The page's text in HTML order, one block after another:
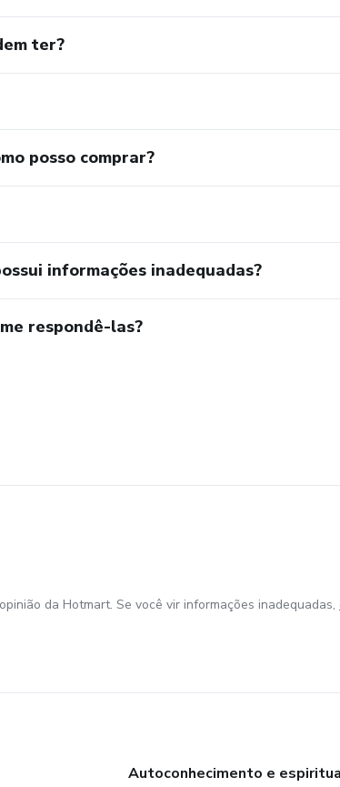
ter?
posso comprar?
informações inadequadas?
respondê-las?
da Hotmart. Se você vir informações inadequadas,
Autoconhecimento e